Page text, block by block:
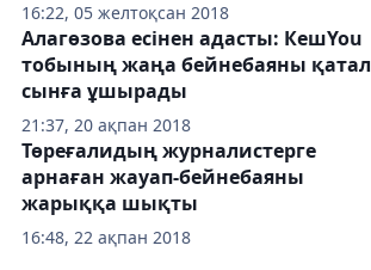
16:22, 05 желтоқсан 2018
21:37, 20 ақпан 2018
Алагөзова есінен адасты: КешYou
тобының жаңа бейнебаяны қатал
сынға ұшырады
16:48, 22 ақпан 2018
Төреғалидың журналистерге
арнаған жауап-бейнебаяны
жарыққа шықты